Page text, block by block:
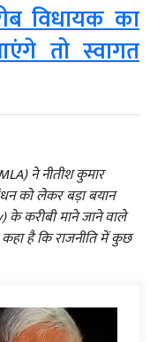
विधायक का
तो स्वागत
ने नीतीश कुमार
को लेकर बड़ा बयान
के करीबी माने जाने वाले
है कि राजनीति में कुछ